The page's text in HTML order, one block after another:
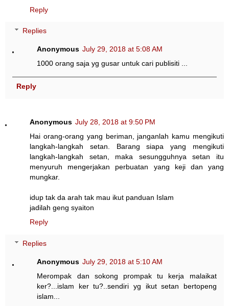
Reply
Replies
Anonymous July 29, 2018 at 5:08 AM
1000 orang saja yg gusar untuk cari publisiti ...
Reply
Anonymous July 28, 2018 at 9:50 PM
Hai orang-orang yang beriman, janganlah kamu mengikuti
langkah-langkah setan. Barang siapa yang mengikuti
langkah-langkah setan, maka sesungguhnya setan itu
menyuruh mengerjakan perbuatan yang keji dan yang
mungkar.
idup tak da arah tak mau ikut panduan Islam
jadilah geng syaiton
Reply
Replies
Anonymous July 29, 2018 at 5:10 AM
Merompak dan sokong prompak tu kerja malaikat
ker?...islam ker tu?..sendiri yg ikut setan bertopeng
islam...